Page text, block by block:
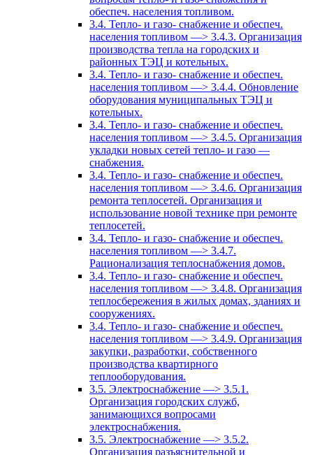
обеспеч. населения топливом.
3.4. Тепло- и газо- снабжение и обеспеч.
населения топливом —> 3.4.3. Организация
производства тепла на городских и
районных ТЭЦ и котельных.
3.4. Тепло- и газо- снабжение и обеспеч.
населения топливом —> 3.4.4. Обновление
оборудования муниципальных ТЭЦ и
котельных.
3.4. Тепло- и газо- снабжение и обеспеч.
населения топливом —> 3.4.5. Организация
укладки новых сетей тепло- и газо —
снабжения.
3.4. Тепло- и газо- снабжение и обеспеч.
населения топливом —> 3.4.6. Организация
ремонта теплосетей. Организация и
использование новой технике при ремонте
теплосетей.
3.4. Тепло- и газо- снабжение и обеспеч.
населения топливом —> 3.4.7.
Рационализация теплоснабжения домов.
3.4. Тепло- и газо- снабжение и обеспеч.
населения топливом —> 3.4.8. Организация
теплосбережения в жилых домах, зданиях и
сооружениях.
3.4. Тепло- и газо- снабжение и обеспеч.
населения топливом —> 3.4.9. Организация
закупки, разработки, собственного
производства квартирного
теплооборудования.
3.5. Электроснабжение —> 3.5.1.
Организация городских служб,
занимающихся вопросами
электроснабжения.
3.5. Электроснабжение —> 3.5.2.
Организация разъяснительной и